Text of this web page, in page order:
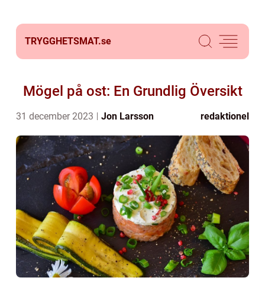
TRYGGHETSMAT.se
Mögel på ost: En Grundlig Översikt
31 december 2023 Jon Larsson redaktionel